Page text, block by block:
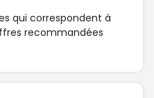
qui correspondent à
recommandées